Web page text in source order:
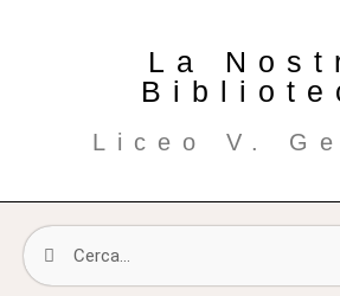
La
Liceo V.